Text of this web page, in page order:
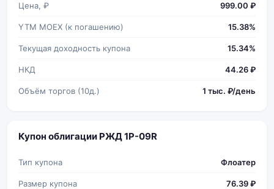
Цена, ₽ 999.00 ₽
YTM MOEX (к погашению) 15.38%
Текущая доходность купона 15.34%
НКД 44.26 ₽
Объём торгов (10д.) 1 тыс. ₽/день
Купон облигации РЖД 1Р-09R
Тип купона Флоатер
Размер купона 76.39 ₽